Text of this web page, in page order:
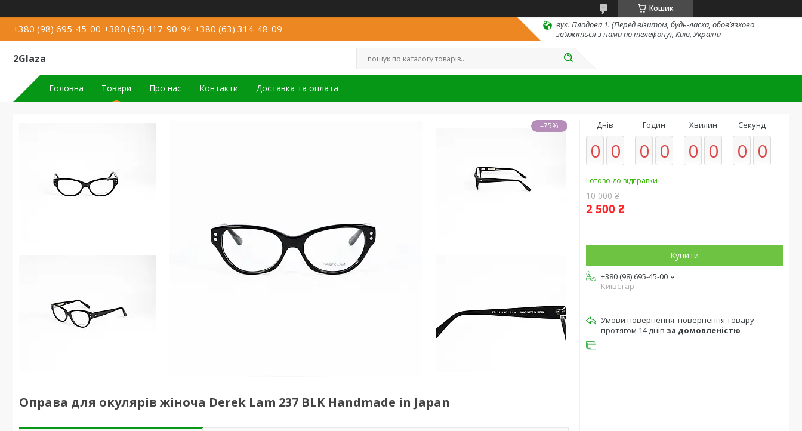
Кошик
+380 (98) 695-45-00 +380 (50) 417-90-94 +380 (63) 314-48-09
вул. Плодова 1. (Перед візитом, будь-ласка, обов’язково
зв’яжіться з нами по телефону), Київ, Україна
2Glaza
Головна Товари Про нас Контакти Доставка та оплата
–75%
Оправа для окулярів жіноча Derek Lam 237 BLK Handmade in Japan
Днів
0 0
Годин
0 0
Хвилин
0 0
Секунд
0 0
Готово до відправки
10 000 ₴
2 500 ₴
Купити
+380 (98) 695-45-00
Київстар
повернення товару
протягом 14 днів за домовленістю